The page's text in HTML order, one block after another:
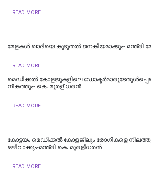
READ MORE
മേളകൾ ഖാദിയെ കൂടുതൽ ജനകീയമാക്കും-
READ MORE
മെഡിക്കല്‍ കോളജുകളിലെ
നികത്തും- കെ. മുരളീധരന്‍
READ MORE
കോട്ടയം മെഡിക്കല്‍ കോളജിലും രോഗികളെ
ഒഴിവാക്കും-മന്ത്രി കെ. മുരളീധരന്‍
READ MORE